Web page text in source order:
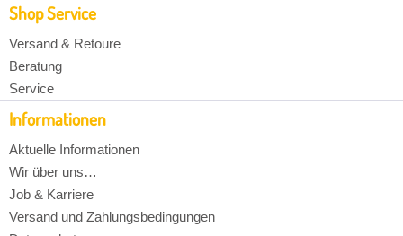
Shop Service
Versand & Retoure
Beratung
Service
Informationen
Aktuelle Informationen
Wir über uns…
Job & Karriere
Versand und Zahlungsbedingungen